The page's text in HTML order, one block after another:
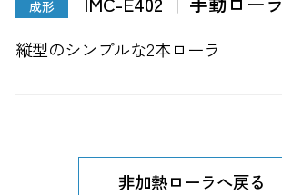
成形
縦型のシンプルな2本ローラ
非加熱ローラへ戻る